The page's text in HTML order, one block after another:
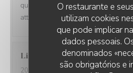
O restaurante e
utilizam cookies
que pode implicar
dados pessoais.
denominados
são obrigatórios e
que nous mangeons, le service ,
attentions , tout est vraiment génial
Lionel
2026-07-12
- 12:45 - guests 6